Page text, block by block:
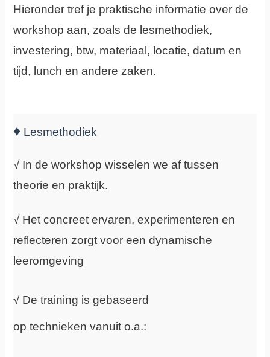
Hieronder tref je praktische informatie over de
workshop aan, zoals de lesmethodiek,
investering, btw, materiaal, locatie, datum en
tijd, lunch en andere zaken.
♦ Lesmethodiek
√ In de workshop wisselen we af tussen
theorie en praktijk.
√ Het concreet ervaren, experimenteren en
reflecteren zorgt voor een dynamische
leeromgeving
√ De training is gebaseerd
op technieken vanuit o.a.: